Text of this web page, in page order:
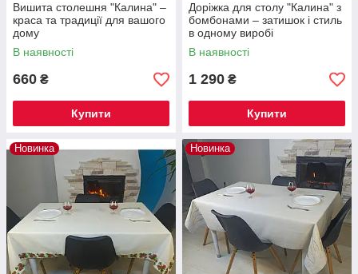
Вишита столешня "Калина" –
краса та традиції для вашого
дому
В наявності
660 ₴
Купити
Доріжка для столу "Калина" з
бомбонами – затишок і стиль
в одному виробі
В наявності
1 290 ₴
Купити
Новинка Новинка